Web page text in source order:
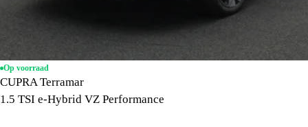
Op voorraad
CUPRA Terramar
1.5 TSI e-Hybrid VZ Performance